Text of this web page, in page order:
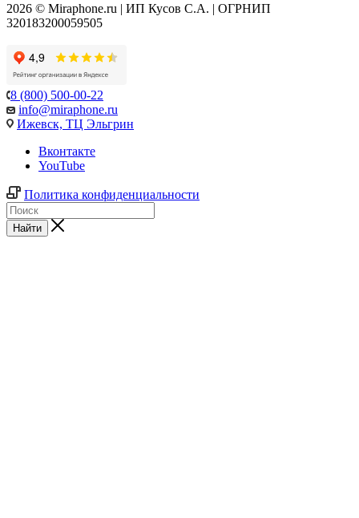
2026 © Miraphone.ru | ИП Кусов С.А. | ОГРНИП
320183200059505
8 (800) 500-00-22
info@miraphone.ru
Ижевск, ТЦ Эльгрин
Вконтакте
YouTube
Политика конфиденциальности
Найти